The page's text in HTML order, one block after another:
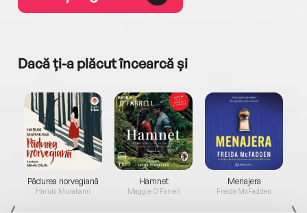
Dacă ți-a plăcut încearcă și
Pădurea norvegiană
Haruki Murakami
Hamnet
Maggie O'Farrell
Menajera
Freida McFadden